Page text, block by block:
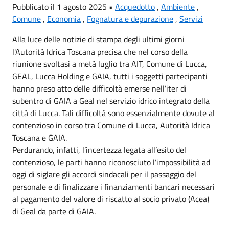
Pubblicato il 1 agosto 2025 • Acquedotto, Ambiente,
Comune, Economia, Fognatura e depurazione, Servizi
Alla luce delle notizie di stampa degli ultimi giorni
l'Autorità Idrica Toscana precisa che nel corso della
riunione svoltasi a metà luglio tra AIT, Comune di Lucca,
GEAL, Lucca Holding e GAIA, tutti i soggetti partecipanti
hanno preso atto delle difficoltà emerse nell’iter di
subentro di GAIA a Geal nel servizio idrico integrato della
città di Lucca. Tali difficoltà sono essenzialmente dovute al
contenzioso in corso tra Comune di Lucca, Autorità Idrica
Toscana e GAIA.
Perdurando, infatti, l’incertezza legata all’esito del
contenzioso, le parti hanno riconosciuto l’impossibilità ad
oggi di siglare gli accordi sindacali per il passaggio del
personale e di finalizzare i finanziamenti bancari necessari
al pagamento del valore di riscatto al socio privato (Acea)
di Geal da parte di GAIA.